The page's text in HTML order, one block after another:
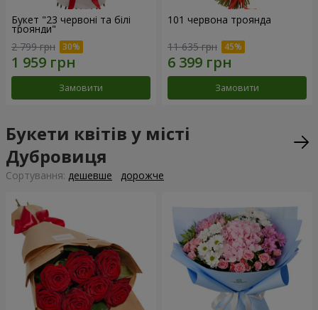
Букет "23 червоні та білі
троянди"
2 799 грн
Замовити
101 червона троянда
11 635 грн
Замовити
Букети квітів у місті
Дубровиця
Сортування: дешевше дорожче